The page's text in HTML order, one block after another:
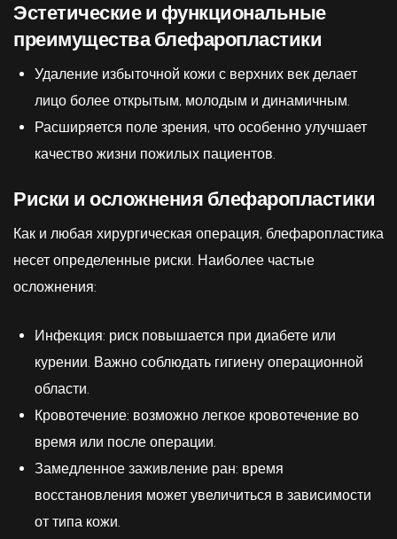
Эстетические и функциональные
преимущества блефаропластики
Удаление избыточной кожи с верхних век делает
лицо более открытым, молодым и динамичным.
Расширяется поле зрения, что особенно улучшает
качество жизни пожилых пациентов.
Риски и осложнения блефаропластики
Как и любая хирургическая операция, блефаропластика
несет определенные риски. Наиболее частые
осложнения:
Инфекция: риск повышается при диабете или
курении. Важно соблюдать гигиену операционной
области.
Кровотечение: возможно легкое кровотечение во
время или после операции.
Замедленное заживление ран: время
восстановления может увеличиться в зависимости
от типа кожи.